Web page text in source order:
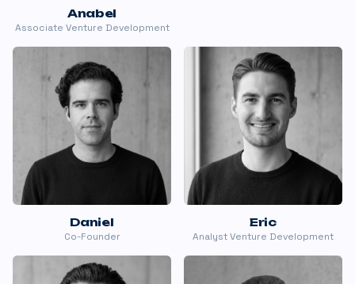
Anabel
Associate Venture Development
Daniel
Co-Founder
Eric
Analyst Venture Development